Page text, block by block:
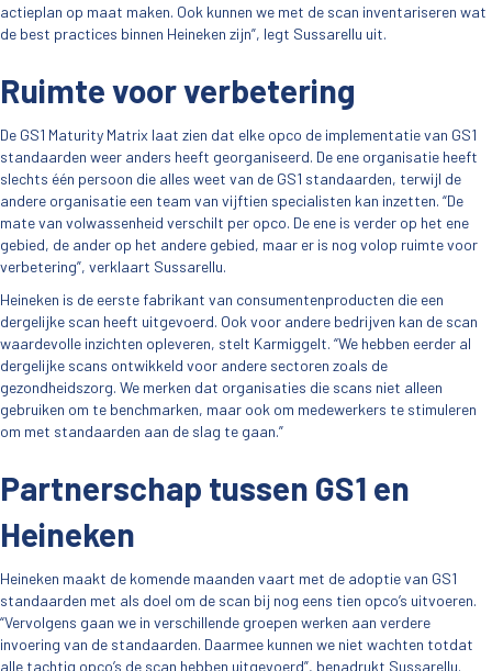
actieplan op maat maken. Ook kunnen we met de scan inventariseren wat
de best practices binnen Heineken zijn”, legt Sussarellu uit.
Ruimte voor verbetering
De GS1 Maturity Matrix laat zien dat elke opco de implementatie van GS1
standaarden weer anders heeft georganiseerd. De ene organisatie heeft
slechts één persoon die alles weet van de GS1 standaarden, terwijl de
andere organisatie een team van vijftien specialisten kan inzetten. “De
mate van volwassenheid verschilt per opco. De ene is verder op het ene
gebied, de ander op het andere gebied, maar er is nog volop ruimte voor
verbetering”, verklaart Sussarellu.
Heineken is de eerste fabrikant van consumentenproducten die een
dergelijke scan heeft uitgevoerd. Ook voor andere bedrijven kan de scan
waardevolle inzichten opleveren, stelt Karmiggelt. “We hebben eerder al
dergelijke scans ontwikkeld voor andere sectoren zoals de
gezondheidszorg. We merken dat organisaties die scans niet alleen
gebruiken om te benchmarken, maar ook om medewerkers te stimuleren
om met standaarden aan de slag te gaan.”
Partnerschap tussen GS1 en
Heineken
Heineken maakt de komende maanden vaart met de adoptie van GS1
standaarden met als doel om de scan bij nog eens tien opco’s uitvoeren.
“Vervolgens gaan we in verschillende groepen werken aan verdere
invoering van de standaarden. Daarmee kunnen we niet wachten totdat
alle tachtig opco’s de scan hebben uitgevoerd”, benadrukt Sussarellu.